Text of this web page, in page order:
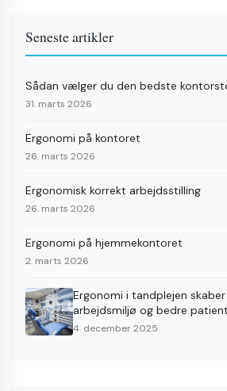
Seneste artikler
Sådan vælger du den bedste
31. marts 2026
Ergonomi på kontoret
26. marts 2026
Ergonomisk korrekt arbejdsstilling
26. marts 2026
Ergonomi på hjemmekontoret
2. marts 2026
Ergonomi i tandplejen
arbejdsmiljø og bedre
4. december 2025